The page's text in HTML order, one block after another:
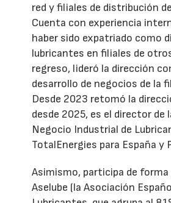
red y filiales de distribución
Cuenta con experiencia
haber sido expatriado como
lubricantes en filiales de
regreso, lideró la dirección
desarrollo de negocios de la
Desde 2023 retomó la
desde 2025, es el director de
Negocio Industrial de
TotalEnergies para España y
Asimismo, participa de
Aselube (la Asociación